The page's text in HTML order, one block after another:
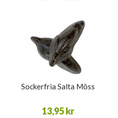
Sockerfria Salta Möss
13,95 kr